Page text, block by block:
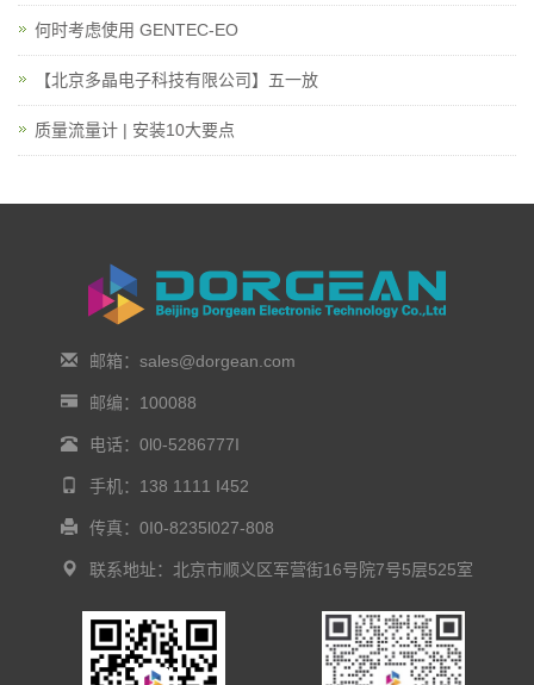
何时考虑使用 GENTEC-EO
【北京多晶电子科技有限公司】五一放
质量流量计 | 安装10大要点
邮箱：sales@dorgean.com
邮编：100088
电话：0l0-5286777I
手机：138 1111 I452
传真：0I0-8235l027-808
联系地址：北京市顺义区军营街16号院7号5层525室